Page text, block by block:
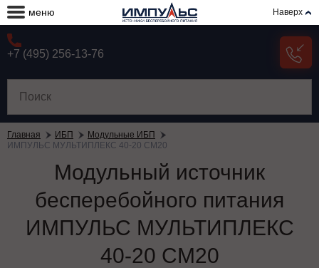
меню Наверх
+7 (495) 256-13-76
Главная ИБП
Модульные ИБП
ИМПУЛЬС МУЛЬТИПЛЕКС 40-20 СМ20
Модульный источник
бесперебойного питания
ИМПУЛЬС МУЛЬТИПЛЕКС
40-20 СМ20